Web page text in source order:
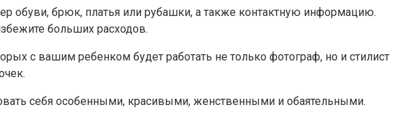
обуви, брюк, платья или рубашки, а также контактную информацию.
больших расходов.
с вашим ребенком будет работать не только фотограф, но и стилист
себя особенными, красивыми, женственными и обаятельными.